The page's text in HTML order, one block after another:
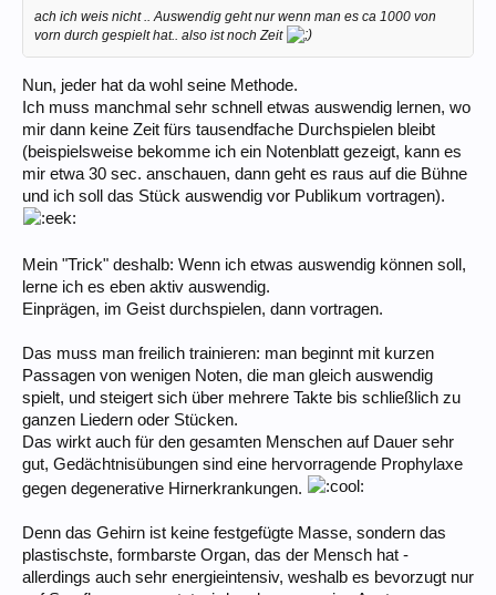
ach ich weis nicht .. Auswendig geht nur wenn man es ca 1000 von
vorn durch gespielt hat.. also ist noch Zeit
Nun, jeder hat da wohl seine Methode.
Ich muss manchmal sehr schnell etwas auswendig lernen, wo
mir dann keine Zeit fürs tausendfache Durchspielen bleibt
(beispielsweise bekomme ich ein Notenblatt gezeigt, kann es
mir etwa 30 sec. anschauen, dann geht es raus auf die Bühne
und ich soll das Stück auswendig vor Publikum vortragen).
Mein "Trick" deshalb: Wenn ich etwas auswendig können soll,
lerne ich es eben aktiv auswendig.
Einprägen, im Geist durchspielen, dann vortragen.
Das muss man freilich trainieren: man beginnt mit kurzen
Passagen von wenigen Noten, die man gleich auswendig
spielt, und steigert sich über mehrere Takte bis schließlich zu
ganzen Liedern oder Stücken.
Das wirkt auch für den gesamten Menschen auf Dauer sehr
gut, Gedächtnisübungen sind eine hervorragende Prophylaxe
gegen degenerative Hirnerkrankungen.
Denn das Gehirn ist keine festgefügte Masse, sondern das
plastischste, formbarste Organ, das der Mensch hat -
allerdings auch sehr energieintensiv, weshalb es bevorzugt nur